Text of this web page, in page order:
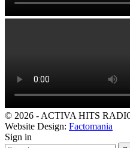
© 2026 - ACTIVA HITS
Website Design: Factomania
Sign in